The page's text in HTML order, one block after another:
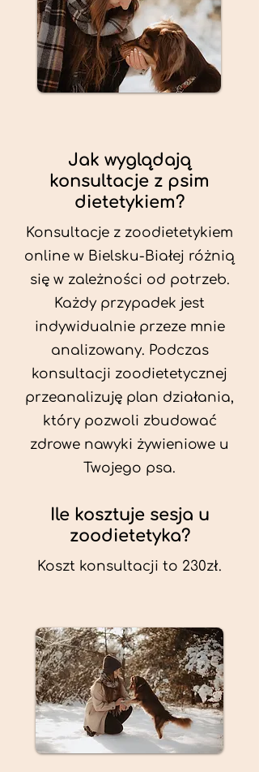
Jak wyglądają
konsultacje z psim
dietetykiem?
Konsultacje z zoodietetykiem
online w Bielsku-Białej różnią
się w zależności od potrzeb.
Każdy przypadek jest
indywidualnie przeze mnie
analizowany. Podczas
konsultacji zoodietetycznej
przeanalizuję plan działania,
który pozwoli zbudować
zdrowe nawyki żywieniowe u
Twojego psa.
Ile kosztuje sesja u
zoodietetyka?
Koszt konsultacji to 230zł.